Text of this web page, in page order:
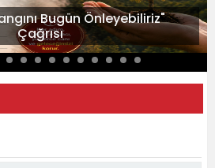
Bugün Önleyebiliriz"
Çağrısı